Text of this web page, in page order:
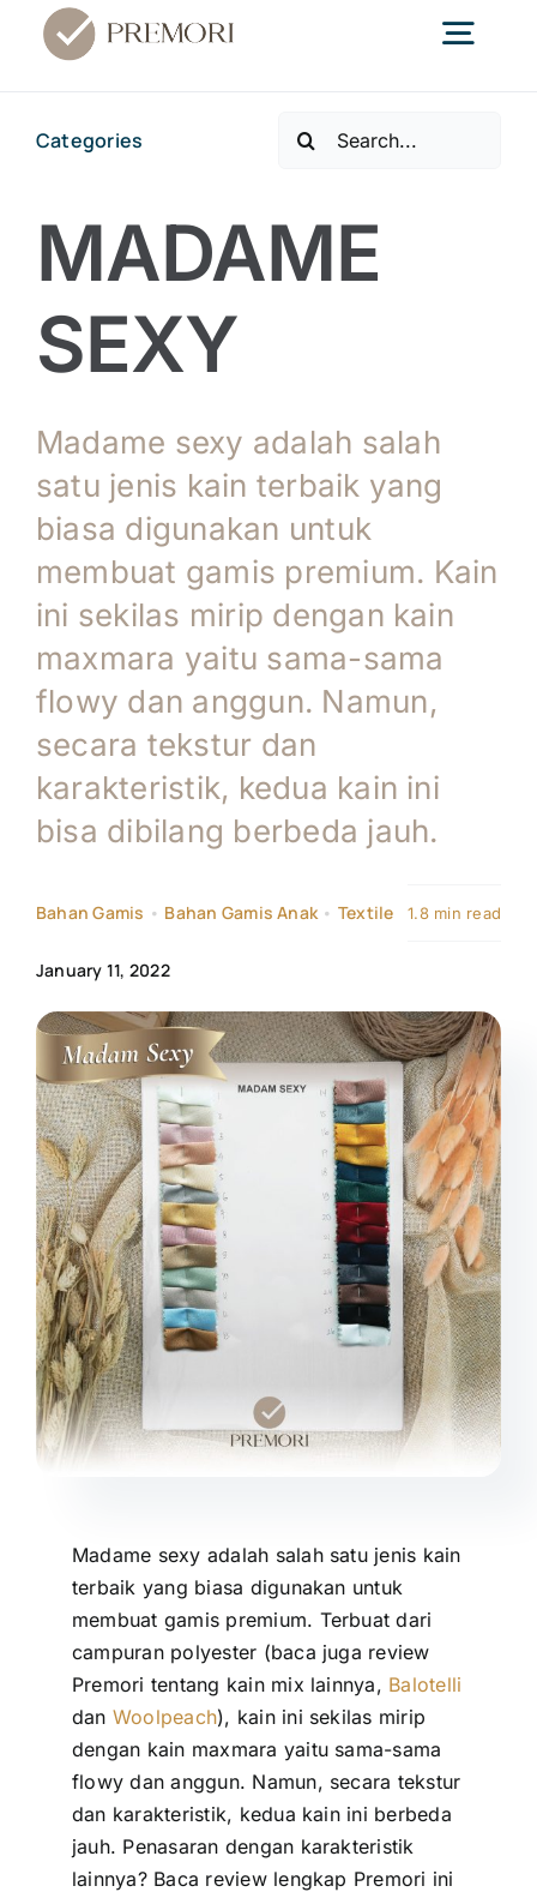
Home
Textile
Konveksi
Blog
Tentang Kami
Kontak
Categories
Search
MADAME
SEXY
Madame sexy adalah salah
satu jenis kain terbaik yang
biasa digunakan untuk
membuat gamis premium. Kain
ini sekilas mirip dengan kain
maxmara yaitu sama-sama
flowy dan anggun. Namun,
secara tekstur dan
karakteristik, kedua kain ini
bisa dibilang berbeda jauh.
Bahan Gamis • Bahan Gamis Anak• Textile 1.8 min read
January 11, 2022
Madame sexy adalah salah satu jenis kain
terbaik yang biasa digunakan untuk
membuat gamis premium. Terbuat dari
campuran polyester (baca juga review
Premori tentang kain mix lainnya, Balotelli
dan Woolpeach), kain ini sekilas mirip
dengan kain maxmara yaitu sama-sama
flowy dan anggun. Namun, secara tekstur
dan karakteristik, kedua kain ini berbeda
jauh. Penasaran dengan karakteristik
lainnya? Baca review lengkap Premori ini